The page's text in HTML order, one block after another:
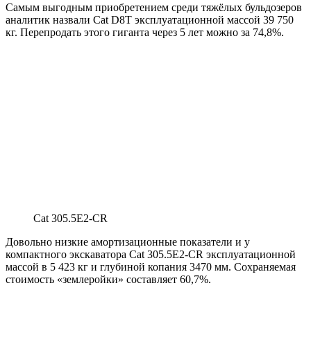
Самым выгодным приобретением среди тяжёлых бульдозеров
аналитик назвали Cat D8T эксплуатационной массой 39 750
кг. Перепродать этого гиганта через 5 лет можно за 74,8%.
Cat 305.5E2-CR
Довольно низкие амортизационные показатели и у
компактного экскаватора Cat 305.5E2-CR эксплуатационной
массой в 5 423 кг и глубиной копания 3470 мм. Сохраняемая
стоимость «землеройки» составляет 60,7%.